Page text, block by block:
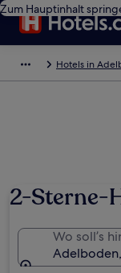
Zum Hauptinhalt
Hotels in
2-Sterne-
Wo soll’s